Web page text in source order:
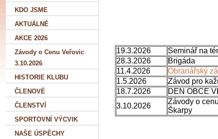
19.3.2026
Seminář na
28.3.2026
Brigáda
11.4.2026
Obranářský
1.5.2026
Závod pro
18.7.2026
DEN OBCE
3.10.2026
Závody o
Škarpy
KDO JSME
AKTUÁLNĚ
AKCE 2026
Závody o Cenu Veřovic
3.10.2026
HISTORIE KLUBU
ČLENOVÉ
ČLENSTVÍ
SPORTOVNÍ VÝCVIK
NAŠE ÚSPĚCHY